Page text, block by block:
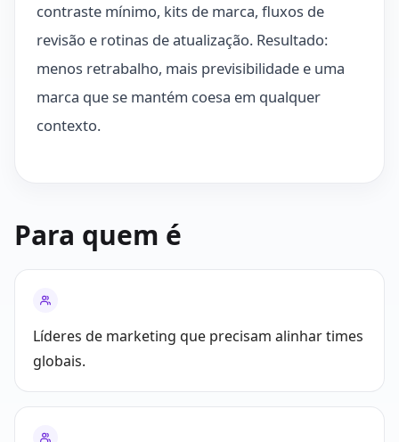
contraste mínimo, kits de marca, fluxos de
revisão e rotinas de atualização. Resultado:
menos retrabalho, mais previsibilidade e uma
marca que se mantém coesa em qualquer
contexto.
Para quem é
Líderes de marketing que precisam alinhar times
globais.